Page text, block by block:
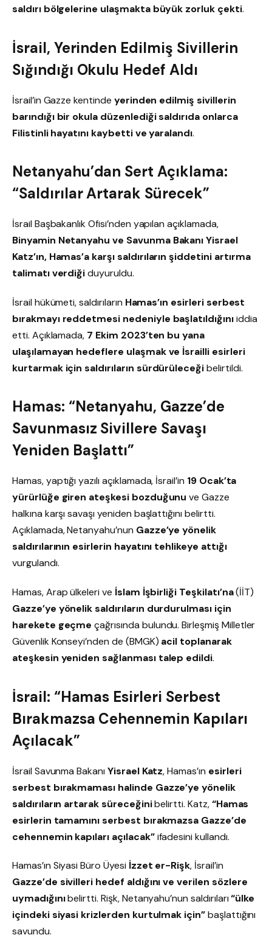
saldırı bölgelerine ulaşmakta büyük zorluk çekti.
İsrail, Yerinden Edilmiş Sivillerin
Sığındığı Okulu Hedef Aldı
İsrail’in Gazze kentinde yerinden edilmiş sivillerin
barındığı bir okula düzenlediği saldırıda onlarca
Filistinli hayatını kaybetti ve yaralandı.
Netanyahu’dan Sert Açıklama:
“Saldırılar Artarak Sürecek”
İsrail Başbakanlık Ofisi’nden yapılan açıklamada,
Binyamin Netanyahu ve Savunma Bakanı Yisrael
Katz’ın, Hamas’a karşı saldırıların şiddetini artırma
talimatı verdiğiduyuruldu.
İsrail hükümeti, saldırıların Hamas’ın esirleri serbest
bırakmayı reddetmesi nedeniyle başlatıldığınıiddia
etti. Açıklamada, 7 Ekim 2023’ten bu yana
ulaşılamayan hedeflere ulaşmak ve İsrailli esirleri
kurtarmak için saldırıların sürdürüleceğibelirtildi.
Hamas: “Netanyahu, Gazze’de
Savunmasız Sivillere Savaşı
Yeniden Başlattı”
Hamas, yaptığı yazılı açıklamada, İsrail’in 19 Ocak’ta
yürürlüğe giren ateşkesi bozduğunu ve Gazze
halkına karşı savaşı yeniden başlattığını belirtti.
Açıklamada, Netanyahu’nun Gazze’ye yönelik
saldırılarının esirlerin hayatını tehlikeye attığı
vurgulandı.
Hamas, Arap ülkeleri ve İslam İşbirliği Teşkilatı’na(İİT)
Gazze’ye yönelik saldırıların durdurulması için
harekete geçme çağrısında bulundu. Birleşmiş Milletler
Güvenlik Konseyi’nden de (BMGK) acil toplanarak
ateşkesin yeniden sağlanması talep edildi.
İsrail: “Hamas Esirleri Serbest
Bırakmazsa Cehennemin Kapıları
Açılacak”
İsrail Savunma Bakanı Yisrael Katz, Hamas’ın esirleri
serbest bırakmaması halinde Gazze’ye yönelik
saldırıların artarak süreceğinibelirtti. Katz,“Hamas
esirlerin tamamını serbest bırakmazsa Gazze’de
cehennemin kapıları açılacak”ifadesini kullandı.
Hamas’ın Siyasi Büro Üyesi İzzet er-Rişk, İsrail’in
Gazze’de sivilleri hedef aldığını ve verilen sözlere
uymadığınıbelirtti. Rişk, Netanyahu’nun saldırıları“ülke
içindeki siyasi krizlerden kurtulmak için”başlattığını
savundu.